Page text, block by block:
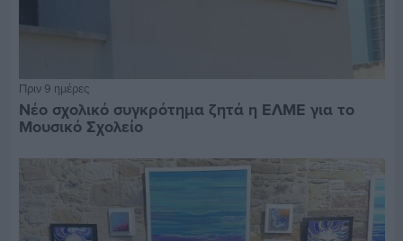
Πριν 9 ημέρες
Νέο σχολικό συγκρότημα ζητά η ΕΛΜΕ για το
Μουσικό Σχολείο